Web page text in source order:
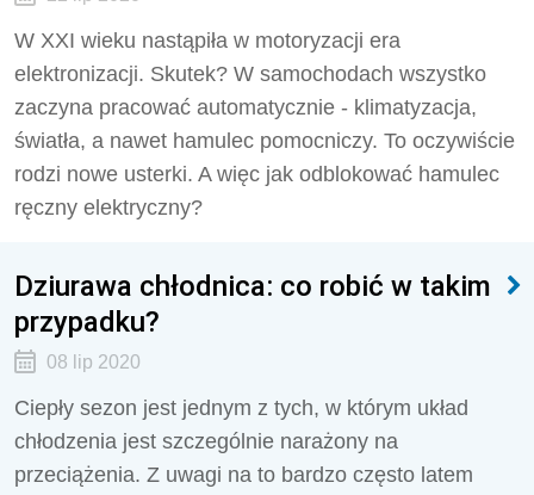
W XXI wieku nastąpiła w motoryzacji era
elektronizacji. Skutek? W samochodach wszystko
zaczyna pracować automatycznie - klimatyzacja,
światła, a nawet hamulec pomocniczy. To oczywiście
rodzi nowe usterki. A więc jak odblokować hamulec
ręczny elektryczny?
Dziurawa chłodnica: co robić w takim
przypadku?
08 lip 2020
Ciepły sezon jest jednym z tych, w którym układ
chłodzenia jest szczególnie narażony na
przeciążenia. Z uwagi na to bardzo często latem